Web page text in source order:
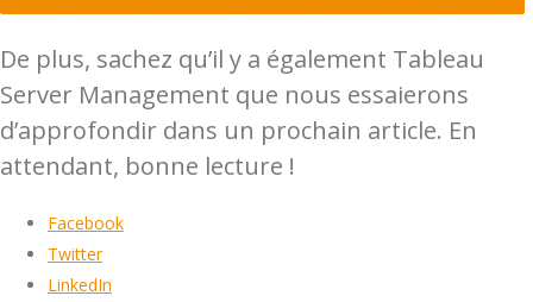
De plus, sachez qu’il y a également Tableau
Server Management que nous essaierons
d’approfondir dans un prochain article. En
attendant, bonne lecture !
Facebook
Twitter
LinkedIn